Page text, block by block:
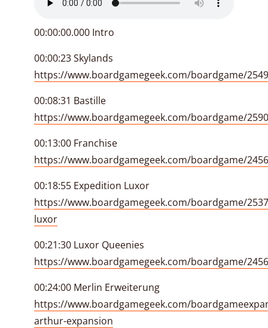
00:00:00.000 Intro
00:00:23 Skylands
https://www.boardgamegeek.com/boardgame/
00:08:31 Bastille
https://www.boardgamegeek.com/boardgame/
00:13:00 Franchise
https://www.boardgamegeek.com/boardgame/
00:18:55 Expedition Luxor
https://www.boardgamegeek.com/boardgame/
luxor
00:21:30 Luxor Queenies
https://www.boardgamegeek.com/boardgame/
00:24:00 Merlin Erweiterung
https://www.boardgamegeek.com/
arthur-expansion